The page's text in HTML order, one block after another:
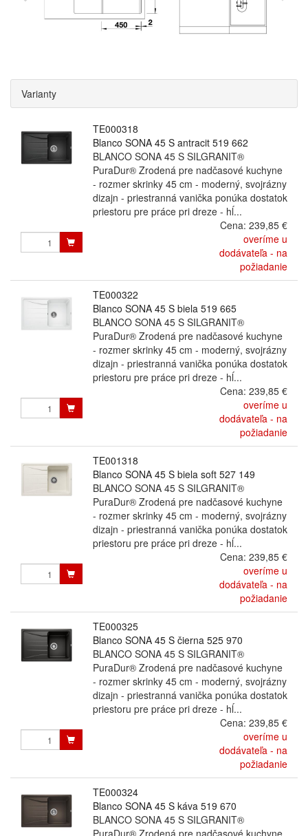
Varianty
TE000318
Blanco SONA 45 S antracit 519 662
BLANCO SONA 45 S SILGRANIT®
PuraDur® Zrodená pre nadčasové kuchyne
- rozmer skrinky 45 cm - moderný, svojrázny
dizajn - priestranná vanička ponúka dostatok
priestoru pre práce pri dreze - hĺ...
Cena: 239,85 €
overíme u
dodávateľa - na
požiadanie
TE000322
Blanco SONA 45 S biela 519 665
BLANCO SONA 45 S SILGRANIT®
PuraDur® Zrodená pre nadčasové kuchyne
- rozmer skrinky 45 cm - moderný, svojrázny
dizajn - priestranná vanička ponúka dostatok
priestoru pre práce pri dreze - hĺ...
Cena: 239,85 €
overíme u
dodávateľa - na
požiadanie
TE001318
Blanco SONA 45 S biela soft 527 149
BLANCO SONA 45 S SILGRANIT®
PuraDur® Zrodená pre nadčasové kuchyne
- rozmer skrinky 45 cm - moderný, svojrázny
dizajn - priestranná vanička ponúka dostatok
priestoru pre práce pri dreze - hĺ...
Cena: 239,85 €
overíme u
dodávateľa - na
požiadanie
TE000325
Blanco SONA 45 S čierna 525 970
BLANCO SONA 45 S SILGRANIT®
PuraDur® Zrodená pre nadčasové kuchyne
- rozmer skrinky 45 cm - moderný, svojrázny
dizajn - priestranná vanička ponúka dostatok
priestoru pre práce pri dreze - hĺ...
Cena: 239,85 €
overíme u
dodávateľa - na
požiadanie
TE000324
Blanco SONA 45 S káva 519 670
BLANCO SONA 45 S SILGRANIT®
PuraDur® Zrodená pre nadčasové kuchyne